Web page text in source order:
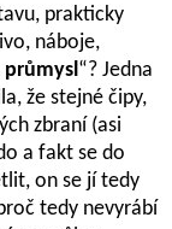
prakticky
náboje,
průmysl“? Jedna
že stejné čipy,
zbraní (asi
a fakt se do
on se jí tedy
tedy nevyrábí